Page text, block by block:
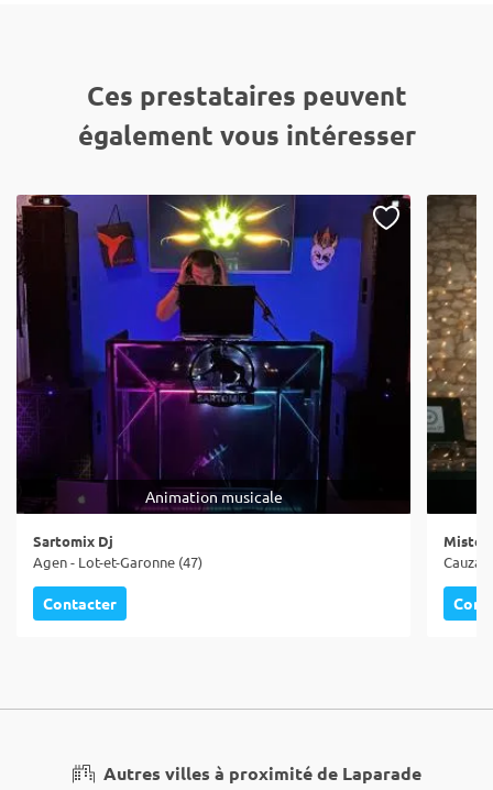
Ces prestataires peuvent
également vous intéresser
Animation musicale
Sartomix Dj
Agen - Lot-et-Garonne (47)
Contacter
Mister
Autres villes à proximité de Laparade